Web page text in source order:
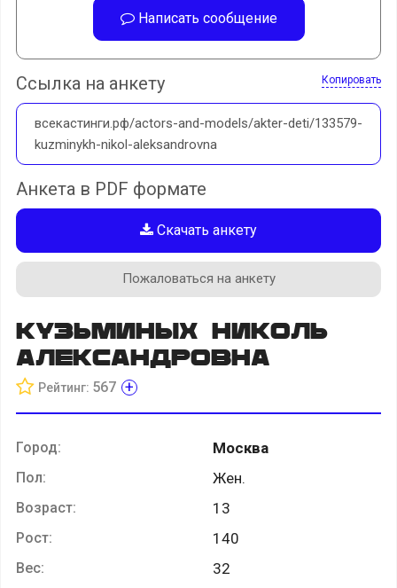
Написать сообщение
Ссылка на анкету Копировать
всекастинги.рф/actors-and-models/akter-deti/133579-
kuzminykh-nikol-aleksandrovna
Анкета в PDF формате
Скачать анкету
Пожаловаться на анкету
Кузьминых Николь
Александровна
Рейтинг: 567 +
Город: Москва
Пол: Жен.
Возраст: 13
Рост: 140
Вес: 32